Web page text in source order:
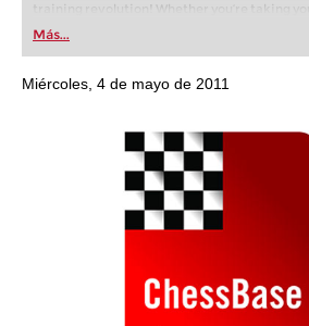
training revolution! Whether you’re taking
first steps into the world of club chess, or
playing at a tournament level: with FRITZ, you
train more efficiently, intelligently and with a
more personalised approach than ever before.
Más...
Miércoles, 4 de mayo de 2011